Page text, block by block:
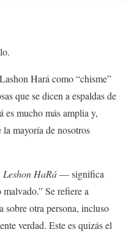
Hará como “chisme”
que se dicen a espaldas de
mucho más amplia y,
mayoría de nosotros
Leshon HaRá— significa
Se refiere a
sobre otra persona, incluso
verdad. Este es quizás el